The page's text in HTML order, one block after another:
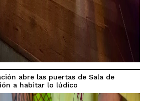
abre las puertas de Sala de
a habitar lo lúdico